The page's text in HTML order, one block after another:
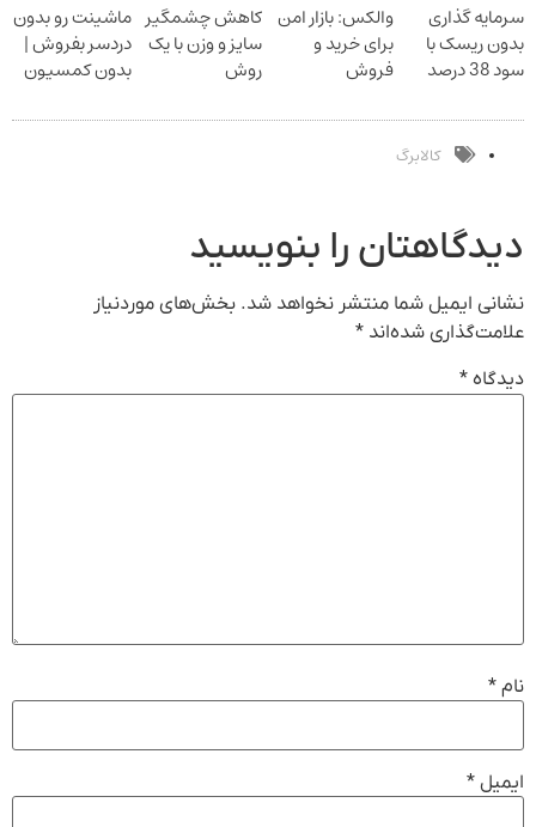
ایران تندر
دیجیتال
سرمایه گذاری
بدون ریسک با
سود 38 درصد
والکس: بازار امن
برای خرید و
فروش
دیجیتال
کاهش چشمگیر
سایز و وزن با یک
روش
ماشینت رو بدون
دردسر بفروش |
بدون کمسیون
کالابرگ
دیدگاهتان را بنویسید
نشانی ایمیل شما منتشر نخواهد شد. بخش‌های موردنیاز
علامت‌گذاری شده‌اند *
دیدگاه *
نام *
ایمیل *